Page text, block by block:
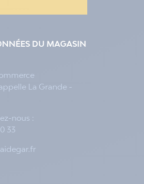
DU MAGASIN
La Grande -
nous :
33